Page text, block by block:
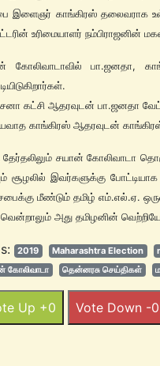
இளைஞர் காங்கிரஸ் தலைவராக
உரிமையாளர் நம்பிராஜனின்
கோலிவாடாவில் பா.ஜனதா,
கட்சி ஆதரவுடன் பா.ஜனதா
காங்கிரஸ் ஆதரவுடன்
சயான் கோலிவாடா
சூழலில் இவர்களுக்கு
மீண்டும் தமிழ் எம்.எல்.ஏ.
அது தமிழனின்
2019 Maharashtra Election
கோலிவாடா
தென்னரசு செய்திகள்
Up +0 Vote Down -0